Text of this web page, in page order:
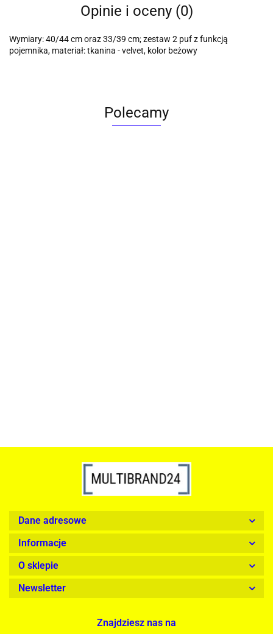
Opinie i oceny (0)
Wymiary: 40/44 cm oraz 33/39 cm; zestaw 2 puf z funkcją
pojemnika, materiał: tkanina - velvet, kolor beżowy
Polecamy
Dane adresowe
Informacje
O sklepie
Newsletter
Znajdziesz nas na